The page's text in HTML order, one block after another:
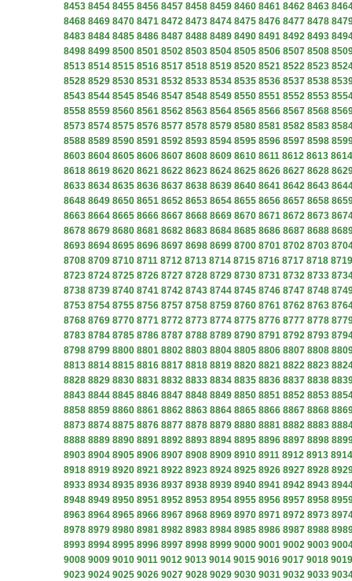
8453 8454 8455 8456 8457 8458 8459 8460 8461 8462 8463
8468 8469 8470 8471 8472 8473 8474 8475 8476 8477 8478
8483 8484 8485 8486 8487 8488 8489 8490 8491 8492 8493
8498 8499 8500 8501 8502 8503 8504 8505 8506 8507 8508
8513 8514 8515 8516 8517 8518 8519 8520 8521 8522 8523
8528 8529 8530 8531 8532 8533 8534 8535 8536 8537 8538
8543 8544 8545 8546 8547 8548 8549 8550 8551 8552 8553
8558 8559 8560 8561 8562 8563 8564 8565 8566 8567 8568
8573 8574 8575 8576 8577 8578 8579 8580 8581 8582 8583
8588 8589 8590 8591 8592 8593 8594 8595 8596 8597 8598
8603 8604 8605 8606 8607 8608 8609 8610 8611 8612 8613 8614
8618 8619 8620 8621 8622 8623 8624 8625 8626 8627 8628
8633 8634 8635 8636 8637 8638 8639 8640 8641 8642 8643
8648 8649 8650 8651 8652 8653 8654 8655 8656 8657 8658
8663 8664 8665 8666 8667 8668 8669 8670 8671 8672 8673
8678 8679 8680 8681 8682 8683 8684 8685 8686 8687 8688
8693 8694 8695 8696 8697 8698 8699 8700 8701 8702 8703
8708 8709 8710 8711 8712 8713 8714 8715 8716 8717 8718 8719
8723 8724 8725 8726 8727 8728 8729 8730 8731 8732 8733
8738 8739 8740 8741 8742 8743 8744 8745 8746 8747 8748
8753 8754 8755 8756 8757 8758 8759 8760 8761 8762 8763
8768 8769 8770 8771 8772 8773 8774 8775 8776 8777 8778
8783 8784 8785 8786 8787 8788 8789 8790 8791 8792 8793
8798 8799 8800 8801 8802 8803 8804 8805 8806 8807 8808
8813 8814 8815 8816 8817 8818 8819 8820 8821 8822 8823
8828 8829 8830 8831 8832 8833 8834 8835 8836 8837 8838
8843 8844 8845 8846 8847 8848 8849 8850 8851 8852 8853
8858 8859 8860 8861 8862 8863 8864 8865 8866 8867 8868
8873 8874 8875 8876 8877 8878 8879 8880 8881 8882 8883
8888 8889 8890 8891 8892 8893 8894 8895 8896 8897 8898
8903 8904 8905 8906 8907 8908 8909 8910 8911 8912 8913 8914
8918 8919 8920 8921 8922 8923 8924 8925 8926 8927 8928
8933 8934 8935 8936 8937 8938 8939 8940 8941 8942 8943
8948 8949 8950 8951 8952 8953 8954 8955 8956 8957 8958
8963 8964 8965 8966 8967 8968 8969 8970 8971 8972 8973
8978 8979 8980 8981 8982 8983 8984 8985 8986 8987 8988
8993 8994 8995 8996 8997 8998 8999 9000 9001 9002 9003
9008 9009 9010 9011 9012 9013 9014 9015 9016 9017 9018 9019
9023 9024 9025 9026 9027 9028 9029 9030 9031 9032 9033